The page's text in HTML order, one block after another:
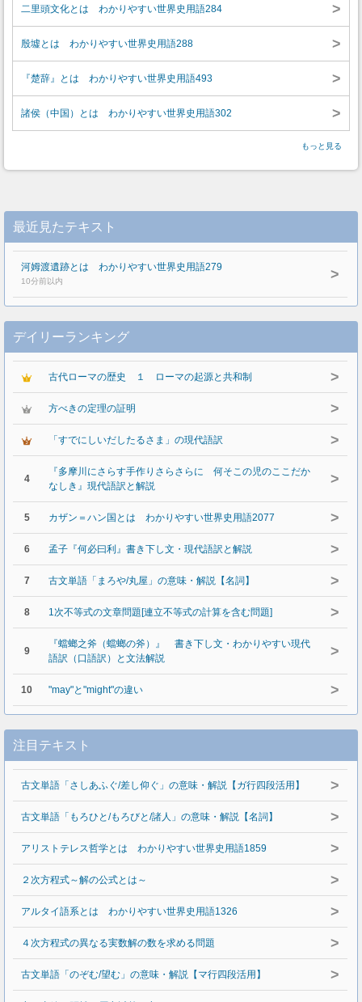
二里頭文化とは わかりやすい世界史用語284 >
殷墟とは わかりやすい世界史用語288 >
『楚辞』とは わかりやすい世界史用語493 >
諸侯（中国）とは わかりやすい世界史用語302 >
もっと見る
最近見たテキスト
河姆渡遺跡とは わかりやすい世界史用語279
10分前以内 >
デイリーランキング
古代ローマの歴史 １ ローマの起源と共和制 >
方べきの定理の証明 >
「すでにしいだしたるさま」の現代語訳 >
4
『多摩川にさらす手作りさらさらに 何そこの児のここだか
なしき』現代語訳と解説
>
5 カザン＝ハン国とは わかりやすい世界史用語2077 >
6 孟子『何必曰利』書き下し文・現代語訳と解説 >
7 古文単語「まろや/丸屋」の意味・解説【名詞】 >
8 1次不等式の文章問題[連立不等式の計算を含む問題] >
9
『蟷螂之斧（蟷螂の斧）』 書き下し文・わかりやすい現代
語訳（口語訳）と文法解説
>
10 "may"と"might"の違い >
注目テキスト
古文単語「さしあふぐ/差し仰ぐ」の意味・解説【ガ行四段活用】 >
古文単語「もろひと/もろびと/諸人」の意味・解説【名詞】 >
アリストテレス哲学とは わかりやすい世界史用語1859 >
２次方程式～解の公式とは～ >
アルタイ語系とは わかりやすい世界史用語1326 >
４次方程式の異なる実数解の数を求める問題 >
古文単語「のぞむ/望む」の意味・解説【マ行四段活用】 >